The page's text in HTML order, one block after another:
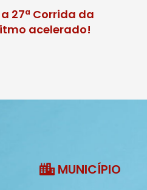
27ª Corrida da
acelerado!
MUNICÍPIO